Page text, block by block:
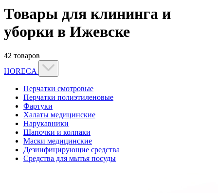
Товары для клининга и
уборки в Ижевске
42 товаров
HORECA
Перчатки смотровые
Перчатки полиэтиленовые
Фартуки
Халаты медицинские
Нарукавники
Шапочки и колпаки
Маски медицинские
Дезинфицирующие средства
Средства для мытья посуды